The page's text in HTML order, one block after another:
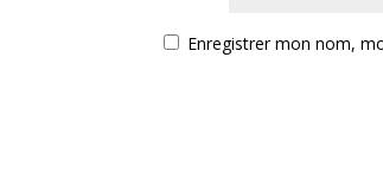
Enregistrer mon nom,